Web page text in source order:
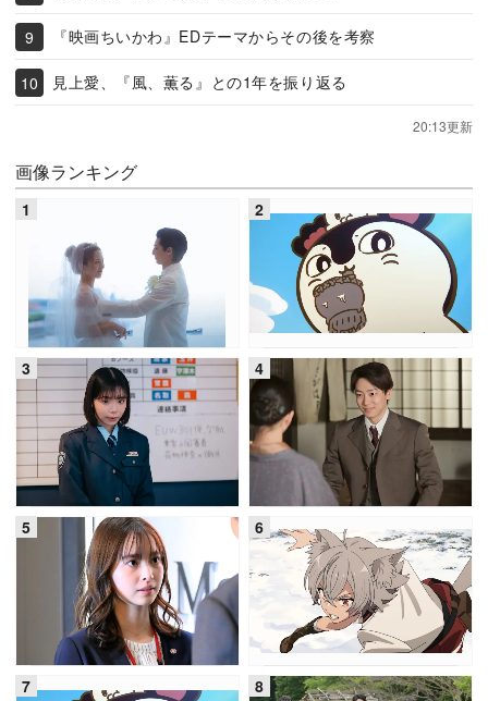
『映画ちいかわ』EDテーマからその後を考察
見上愛、『風、薫る』との1年を振り返る
20:13更新
画像ランキング